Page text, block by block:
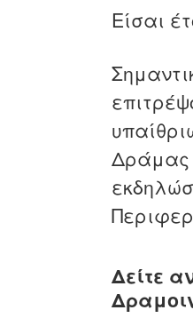
Είσαι
Δράμας
Δείτε